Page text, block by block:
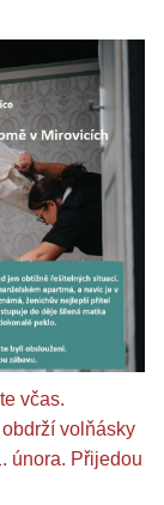
včas.
volňásky
února. Přijedou